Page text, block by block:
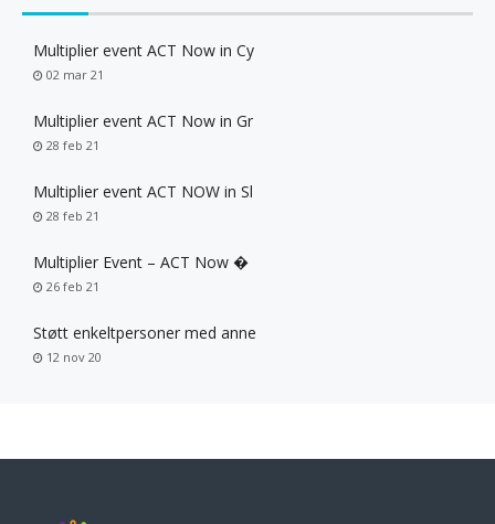
Multiplier event ACT Now in Cy
02 mar 21
Multiplier event ACT Now in Gr
28 feb 21
Multiplier event ACT NOW in Sl
28 feb 21
Multiplier Event – ACT Now �
26 feb 21
Støtt enkeltpersoner med anne
12 nov 20